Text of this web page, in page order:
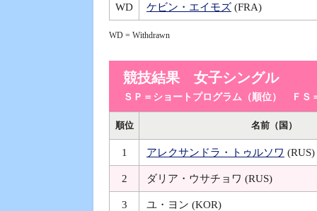
WD ケビン・エイモズ (FRA)
WD = Withdrawn
競技結果 女子シングル
ＳＰ＝ショートプログラム（順位） ＦＳ
順位 名前（国）
1 アレクサンドラ・トゥルソワ (RUS)
2 ダリア・ウサチョワ (RUS)
3 ユ・ヨン (KOR)